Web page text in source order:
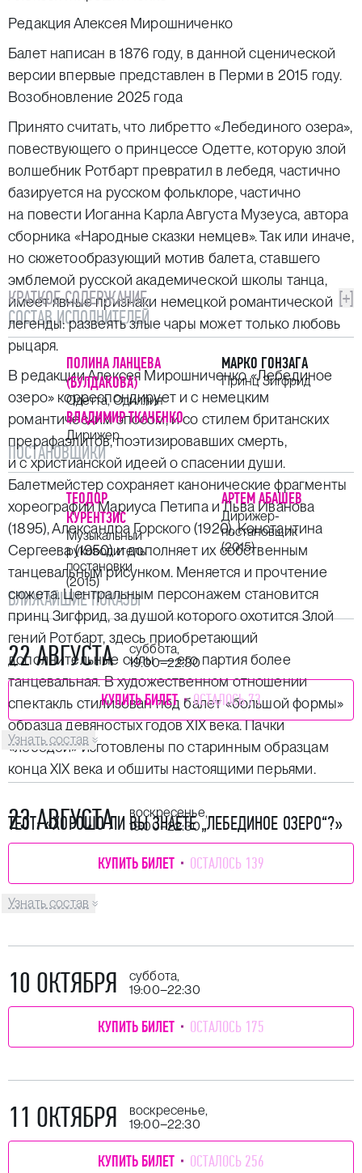
Редакция Алексея Мирошниченко
Балет написан в 1876 году, в данной сценической
версии впервые представлен в Перми в 2015 году.
Возобновление 2025 года
Принято считать, что либретто «Лебединого озера»,
повествующего о принцессе Одетте, которую злой
волшебник Ротбарт превратил в лебедя, частично
базируется на русском фольклоре, частично
на повести Иоганна Карла Августа Музеуса, автора
сборника «Народные сказки немцев». Так или иначе,
но сюжетообразующий мотив балета, ставшего
эмблемой русской академической школы танца,
имеет явные признаки немецкой романтической
легенды: развеять злые чары может только любовь
рыцаря.
В редакции Алексея Мирошниченко «Лебединое
озеро» корреспондирует и с немецким
романтическим эпосом, и со стилем британских
прерафаэлитов, поэтизировавших смерть,
и с христианской идеей о спасении души.
Балетмейстер сохраняет канонические фрагменты
хореографииМариуса Петипа и Льва Иванова
(1895), Александра Горского (1920), Константина
Сергеева (1950) и дополняет их собственным
танцевальным рисунком. Меняется и прочтение
сюжета. Центральным персонажем становится
принц Зигфрид, за душой которого охотится Злой
гений Ротбарт, здесь приобретающий
дополнительные силы — его партия более
танцевальная. В художественном отношении
спектакль стилизован под балет «большой формы»
образца девяностых годов XIX века. Пачки
«лебедей» изготовлены по старинным образцам
конца XIX века и обшиты настоящими перьями.
ТЕСТ: «ХОРОШО ЛИ ВЫ ЗНАЕТЕ „ЛЕБЕДИНОЕ ОЗЕРО“?»
КРАТКОЕ СОДЕРЖАНИЕ
[+]
СОСТАВ ИСПОЛНИТЕЛЕЙ
ПОЛИНА ЛАНЦЕВА
(БУЛДАКОВА)
Одетта, Одиллия
МАРКО ГОНЗАГА
Принц Зигфрид
ВЛАДИМИР ТКАЧЕНКО
Дирижер
ПОСТАНОВЩИКИ
ТЕОДОР
КУРЕНТЗИС
Музыкальный
руководитель
постановки
(2015)
АРТЕМ АБАШЕВ
Дирижер-
постановщик
(2015)
БЛИЖАЙШИЕ ПОКАЗЫ
22 АВГУСТА
Узнать состав
суббота,
19:00–22:30
КУПИТЬ БИЛЕТ ОСТАЛОСЬ 73
23 АВГУСТА
Узнать состав
воскресенье,
19:00–22:30
КУПИТЬ БИЛЕТ ОСТАЛОСЬ 139
10 ОКТЯБРЯ
суббота,
19:00–22:30
КУПИТЬ БИЛЕТ ОСТАЛОСЬ 175
11 ОКТЯБРЯ
воскресенье,
19:00–22:30
КУПИТЬ БИЛЕТ ОСТАЛОСЬ 256